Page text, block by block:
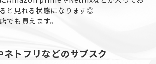
と見れる状態になります◎
でも買えます。
ネトフリなどのサブスク